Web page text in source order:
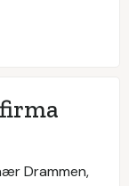
Drammen,